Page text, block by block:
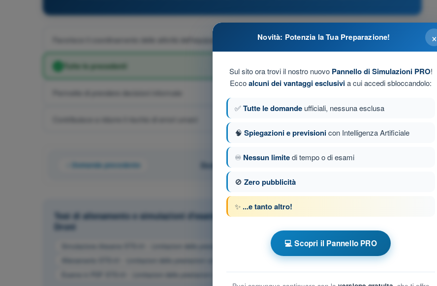
Favorisce il coordinamento delle attività dell'equipaggio
Tutte le precedenti
Permette di prendere decisioni informate
Domanda precedente Domanda 37 di 75
Test di allenamento e simulazioni d'esame a tempo STS-01 - Scenario Standard Operativo
Droni
Esame in PDF STS-01 - Limitazioni delle prestazioni umane
×
Novità: Potenzia la Tua Preparazione!
Sul sito ora trovi il nostro nuovo Pannello di Simulazioni PRO!
Eccoalcuni dei vantaggi esclusivia cui accedi sbloccandolo:
✅Tutte le domande ufficiali, nessuna esclusa
🧠 Spiegazioni e previsionicon Intelligenza Artificiale
♾️ Nessun limitedi tempo o di esami
🚫 Zero pubblicità
✨ ...e tanto altro!
💻 Scopri il Pannello PRO